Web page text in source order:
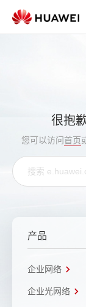
很抱
您可以访问首页
产品
企业网络
企业光网络